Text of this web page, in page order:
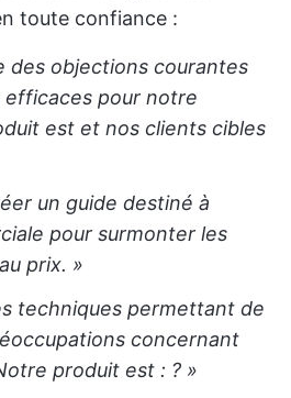
toute confiance :
des objections courantes
pour notre
est et nos clients cibles
un guide destiné à
pour surmonter les
prix. »
techniques permettant de
concernant
produit est : ? »